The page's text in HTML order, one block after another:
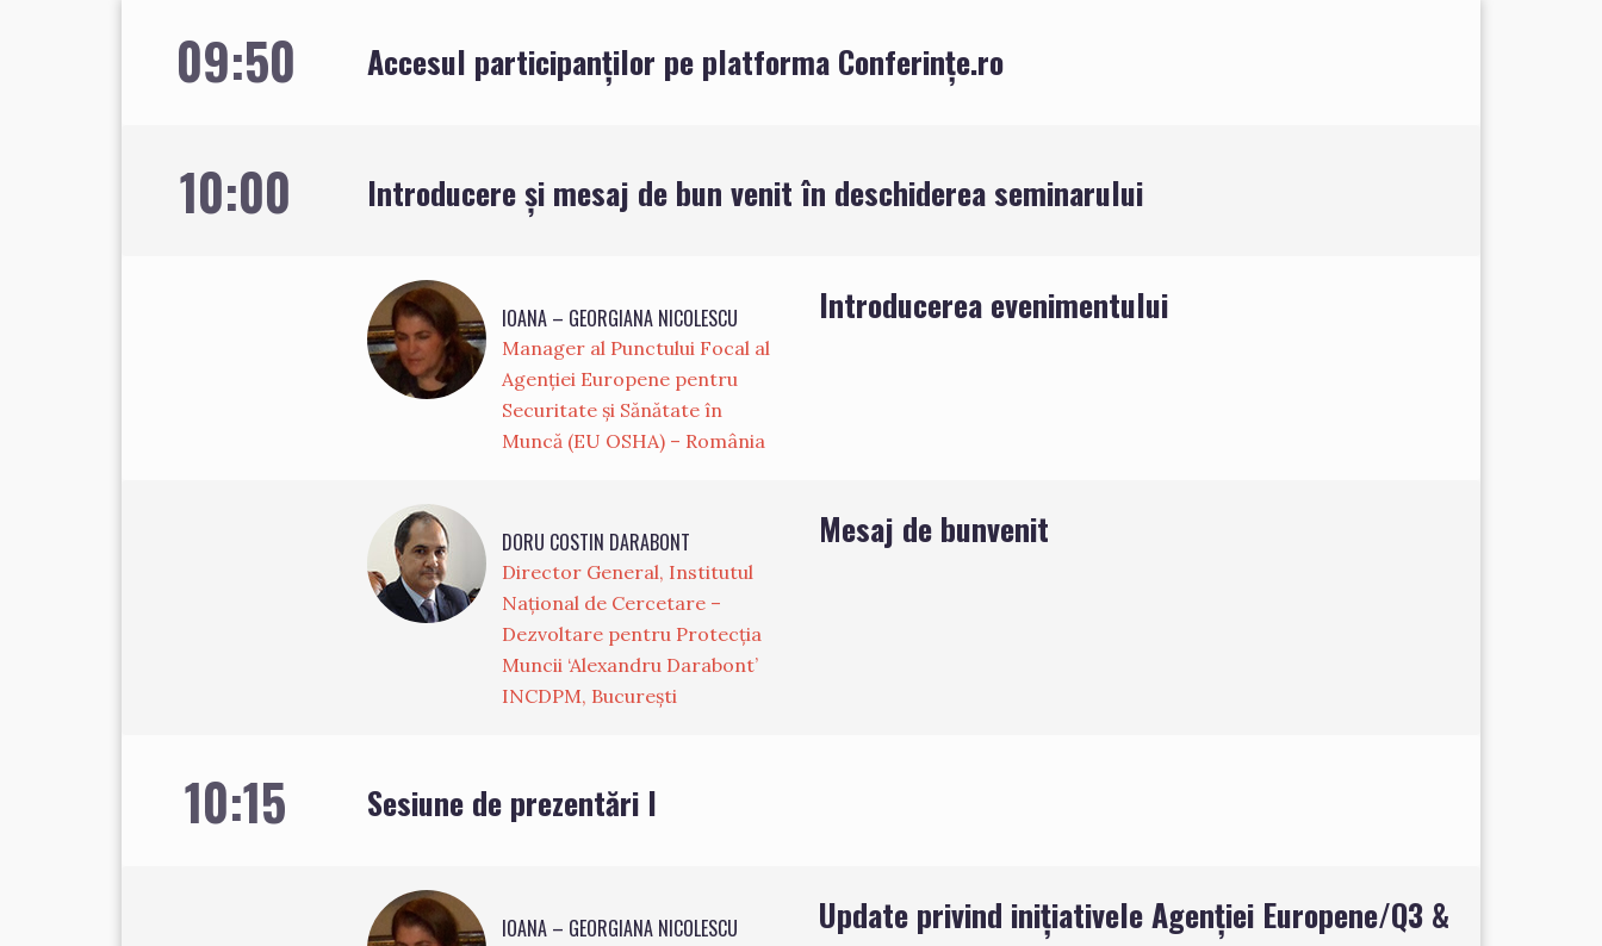
09:50 Accesul participanților pe platforma Conferințe.ro
10:00 Introducere și mesaj de bun venit în deschiderea seminarului
IOANA – GEORGIANA NICOLESCU
Manager al Punctului Focal al
Agenției Europene pentru
Securitate și Sănătate în
Muncă (EU OSHA) – România
Introducerea evenimentului
DORU COSTIN DARABONT
Director General, Institutul
Național de Cercetare –
Dezvoltare pentru Protecția
Muncii ‘Alexandru Darabont’
INCDPM, București
Mesaj de bunvenit
10:15 Sesiune de prezentări I
IOANA – GEORGIANA NICOLESCU
Update privind inițiativele Agenției Europene/Q3 &